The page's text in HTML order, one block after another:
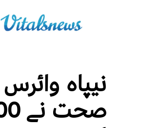
نیپاہ